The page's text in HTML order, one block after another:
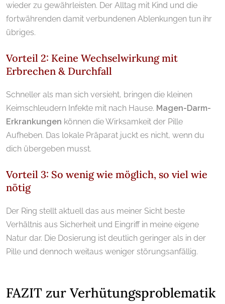
wieder zu gewährleisten. Der Alltag mit Kind und die
fortwährenden damit verbundenen Ablenkungen tun ihr
übriges.
Vorteil 2: Keine Wechselwirkung mit
Erbrechen & Durchfall
Schneller als man sich versieht, bringen die kleinen
Keimschleudern Infekte mit nach Hause. Magen-Darm-
Erkrankungen können die Wirksamkeit der Pille
Aufheben. Das lokale Präparat juckt es nicht, wenn du
dich übergeben musst.
Vorteil 3: So wenig wie möglich, so viel wie
nötig
Der Ring stellt aktuell das aus meiner Sicht beste
Verhältnis aus Sicherheit und Eingriff in meine eigene
Natur dar. Die Dosierung ist deutlich geringer als in der
Pille und dennoch weitaus weniger störungsanfällig.
FAZIT zur Verhütungsproblematik